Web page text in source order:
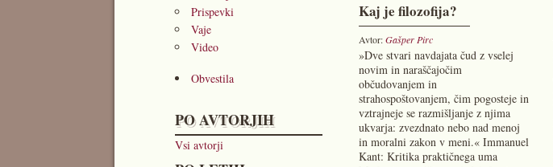
Prispevki
Vaje
Video
Obvestila
PO AVTORJIH
Vsi avtorji
Kaj je filozofija?
Avtor:Gašper Pirc
»Dve stvari navdajata čud z vselej
novim in naraščajočim
občudovanjem in
strahospoštovanjem, čim pogosteje in
vztrajneje se razmišljanje z njima
ukvarja: zvezdnato nebo nad menoj
in moralni zakon v meni.« Immanuel
Kant: Kritika praktičnega uma